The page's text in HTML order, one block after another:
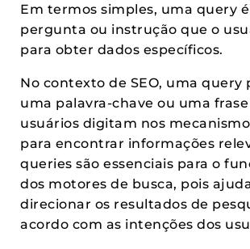
Em termos simples, uma query
pergunta ou instrução que o
para obter dados específicos.
No contexto de SEO, uma query
uma palavra-chave ou uma
usuários digitam nos
para encontrar informações
queries são essenciais para o
dos motores de busca, pois
direcionar os resultados de
acordo com as intenções dos